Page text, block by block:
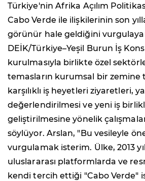
Türkiye'nin Afrika Açılım
Cabo Verde ile ilişkilerinin son
görünür hale geldiğini
DEİK/Türkiye–Yeşil Burun İş
kurulmasıyla birlikte özel
temasların kurumsal bir zemine
karşılıklı iş heyetleri ziyaretleri,
değerlendirilmesi ve yeni iş
geliştirilmesine yönelik
söylüyor. Arslan, "Bu vesileyle
vurgulamak isterim. Ülke, 2013
uluslararası platformlarda ve
kendi tercih ettiği "Cabo Verde"